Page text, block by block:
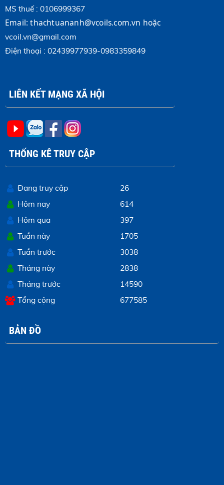
MS thuế : 0106999367
Email: thachtuananh@vcoils.com.vn
vcoil.vn@gmail.com
Điện thoại : 02439977939-0983359849
LIÊN KẾT MẠNG XÃ HỘI
THỐNG KÊ TRUY CẬP
Đang truy cập
26
Hôm nay
614
Hôm qua
397
Tuần này
1705
Tuần trước
3038
Tháng này
2838
Tháng trước
14590
Tổng cộng
677585
BẢN ĐỒ